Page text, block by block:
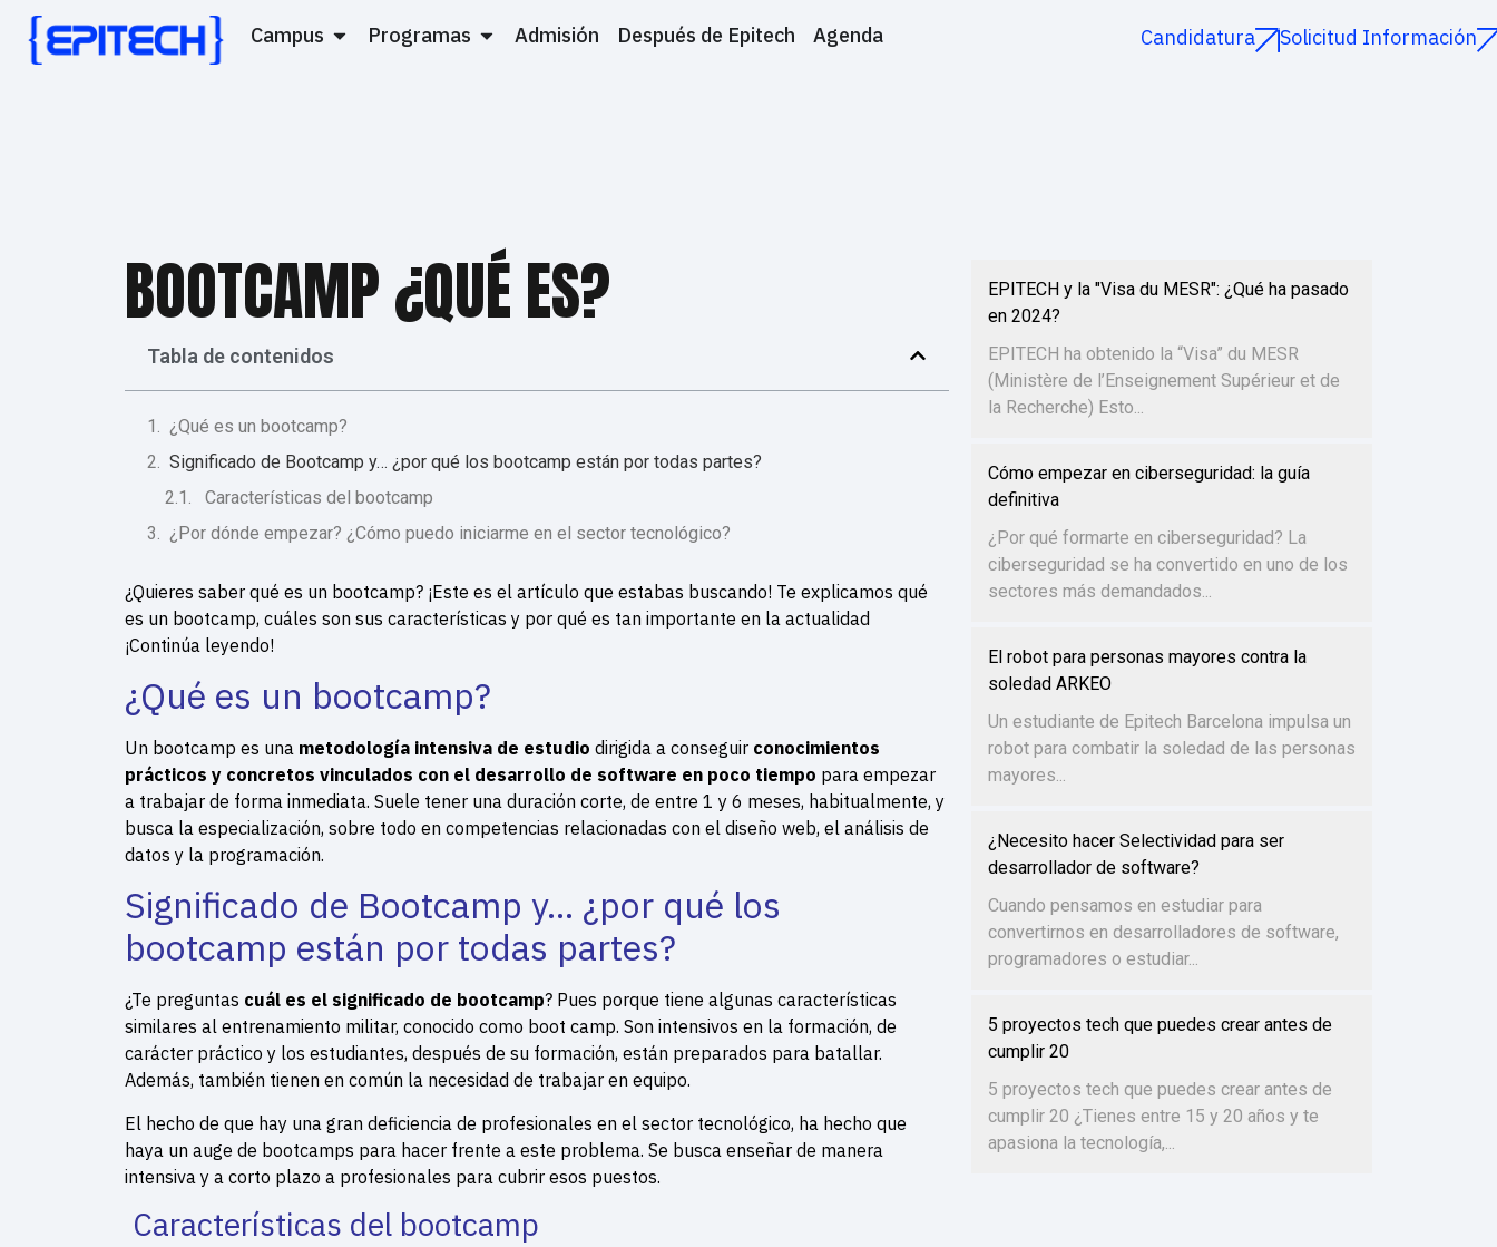
Campus Programas Admisión Después de Epitech Agenda Candidatura Solicitud Información
BOOTCAMP ¿QUÉ ES?
Tabla de contenidos
¿Qué es un bootcamp?
Significado de Bootcamp y… ¿por qué los bootcamp están por todas partes?
Características del bootcamp
¿Por dónde empezar? ¿Cómo puedo iniciarme en el sector tecnológico?
¿Quieres saber qué es un bootcamp? ¡Este es el artículo que estabas buscando! Te explicamos qué
es un bootcamp, cuáles son sus características y por qué es tan importante en la actualidad
¡Continúa leyendo!
¿Qué es un bootcamp?
Un bootcamp es una metodología intensiva de estudio dirigida a conseguir conocimientos
prácticos y concretos vinculados con el desarrollo de software en poco tiempo para empezar
a trabajar de forma inmediata. Suele tener una duración corte, de entre 1 y 6 meses, habitualmente, y
busca la especialización, sobre todo en competencias relacionadas con el diseño web, el análisis de
datos y la programación.
Significado de Bootcamp y… ¿por qué los
bootcamp están por todas partes?
¿Te preguntas cuál es el significado de bootcamp? Pues porque tiene algunas características
similares al entrenamiento militar, conocido como boot camp. Son intensivos en la formación, de
carácter práctico y los estudiantes, después de su formación, están preparados para batallar.
Además, también tienen en común la necesidad de trabajar en equipo.
El hecho de que hay una gran deficiencia de profesionales en el sector tecnológico, ha hecho que
haya un auge de bootcamps para hacer frente a este problema. Se busca enseñar de manera
intensiva y a corto plazo a profesionales para cubrir esos puestos.
Características del bootcamp
EPITECH y la "Visa du MESR": ¿Qué ha pasado
en 2024?
EPITECH ha obtenido la “Visa” du MESR
(Ministère de l’Enseignement Supérieur et de
la Recherche) Esto...
Cómo empezar en ciberseguridad: la guía
definitiva
¿Por qué formarte en ciberseguridad? La
ciberseguridad se ha convertido en uno de los
sectores más demandados...
El robot para personas mayores contra la
soledad ARKEO
Un estudiante de Epitech Barcelona impulsa un
robot para combatir la soledad de las personas
mayores...
¿Necesito hacer Selectividad para ser
desarrollador de software?
Cuando pensamos en estudiar para
convertirnos en desarrolladores de software,
programadores o estudiar...
5 proyectos tech que puedes crear antes de
cumplir 20
5 proyectos tech que puedes crear antes de
cumplir 20 ¿Tienes entre 15 y 20 años y te
apasiona la tecnología,...